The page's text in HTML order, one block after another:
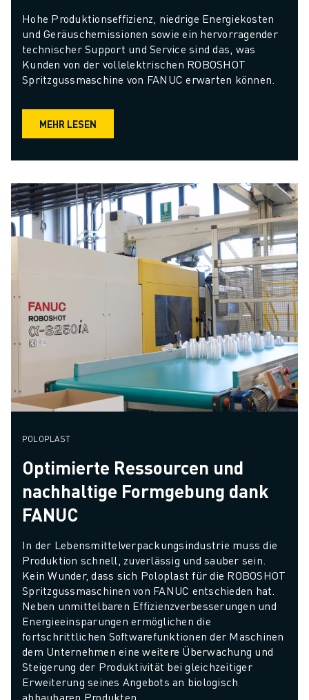
Hohe Produktionseffizienz, niedrige Energiekosten
und Geräuschemissionen sowie ein hervorragender
technischer Support und Service sind das, was
Kunden von der vollelektrischen ROBOSHOT
Spritzgussmaschine von FANUC erwarten können.
MEHR LESEN
POLOPLAST
Optimierte Ressourcen und
nachhaltige Formgebung dank
FANUC
In der Lebensmittelverpackungsindustrie muss die
Produktion schnell, zuverlässig und sauber sein.
Kein Wunder, dass sich Poloplast für die ROBOSHOT
Spritzgussmaschinen von FANUC entschieden hat.
Neben unmittelbaren Effizienzverbesserungen und
Energieeinsparungen ermöglichen die
fortschrittlichen Softwarefunktionen der Maschinen
dem Unternehmen eine weitere Überwachung und
Steigerung der Produktivität bei gleichzeitiger
Erweiterung seines Angebots an biologisch
abbaubaren Produkten.